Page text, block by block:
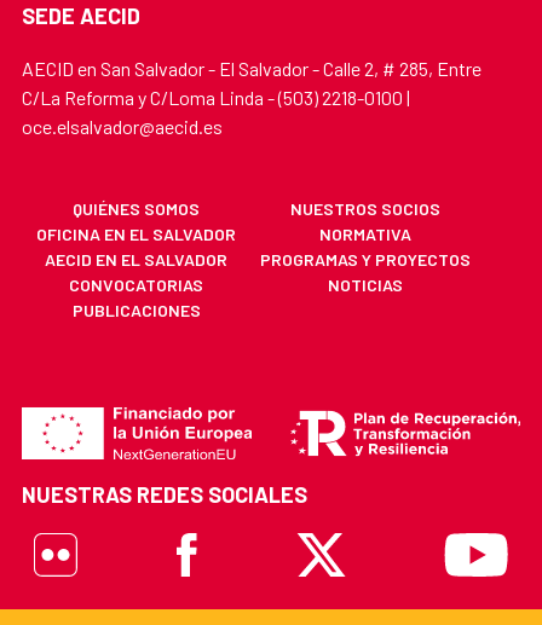
SEDE AECID
AECID en San Salvador - El Salvador - Calle 2, # 285, Entre
C/La Reforma y C/Loma Linda - (503) 2218-0100 |
oce.elsalvador@aecid.es
QUIÉNES SOMOS
NUESTROS SOCIOS
OFICINA EN EL SALVADOR
NORMATIVA
AECID EN EL SALVADOR
PROGRAMAS Y PROYECTOS
CONVOCATORIAS
NOTICIAS
PUBLICACIONES
NUESTRAS REDES SOCIALES
Flickr
Facebook X Youtube